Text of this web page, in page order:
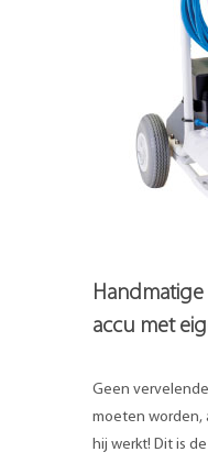
accu met
Geen
moeten worden,
hij werkt! Dit is